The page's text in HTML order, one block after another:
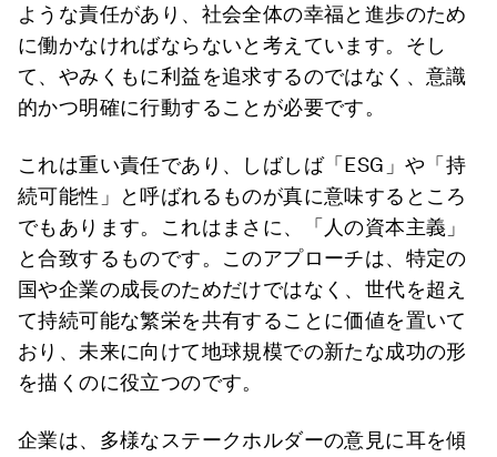
ような責任があり、社会全体の幸福と進歩のため
に働かなければならないと考えています。そし
て、やみくもに利益を追求するのではなく、意識
的かつ明確に行動することが必要です。
これは重い責任であり、しばしば「ESG」や「持
続可能性」と呼ばれるものが真に意味するところ
でもあります。これはまさに、「人の資本主義」
と合致するものです。このアプローチは、特定の
国や企業の成長のためだけではなく、世代を超え
て持続可能な繁栄を共有することに価値を置いて
おり、未来に向けて地球規模での新たな成功の形
を描くのに役立つのです。
企業は、多様なステークホルダーの意見に耳を傾